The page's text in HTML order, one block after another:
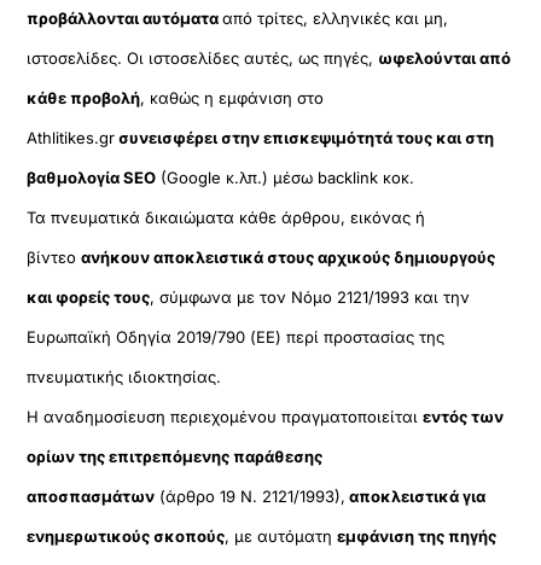
προβάλλονται αυτόματααπό τρίτες, ελληνικές και μη,
ιστοσελίδες. Οι ιστοσελίδες αυτές, ως πηγές, ωφελούνται από
κάθε προβολή, καθώς η εμφάνιση στο
Athlitikes.grσυνεισφέρει στην επισκεψιμότητά τους και στη
βαθμολογία SEO (Google κ.λπ.) μέσω backlink κοκ.
Τα πνευματικά δικαιώματα κάθε άρθρου, εικόνας ή
βίντεοανήκουν αποκλειστικά στους αρχικούς δημιουργούς
και φορείς τους, σύμφωνα με τον Νόμο 2121/1993 και την
Ευρωπαϊκή Οδηγία 2019/790 (ΕΕ) περί προστασίας της
πνευματικής ιδιοκτησίας.
Η αναδημοσίευση περιεχομένου πραγματοποιείταιεντός των
ορίων της επιτρεπόμενης παράθεσης
αποσπασμάτων (άρθρο 19 Ν. 2121/1993), αποκλειστικά για
ενημερωτικούς σκοπούς, με αυτόματηεμφάνιση της πηγής